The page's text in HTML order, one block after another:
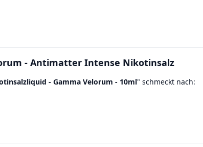
- Antimatter Intense Nikotinsalz
- Gamma Velorum - 10ml" schmeckt nach: